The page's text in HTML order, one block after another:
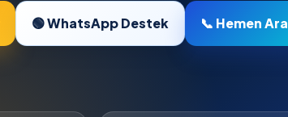
🟢 WhatsApp Destek 📞 Hemen Ara